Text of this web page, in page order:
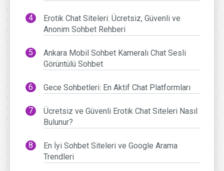
Erotik Chat Siteleri: Ücretsiz, Güvenli ve
Anonim Sohbet Rehberi
Ankara Mobil Sohbet Kameralı Chat Sesli
Görüntülü Sohbet
Gece Sohbetleri: En Aktif Chat Platformları
Ücretsiz ve Güvenli Erotik Chat Siteleri Nasıl
Bulunur?
En İyi Sohbet Siteleri ve Google Arama
Trendleri